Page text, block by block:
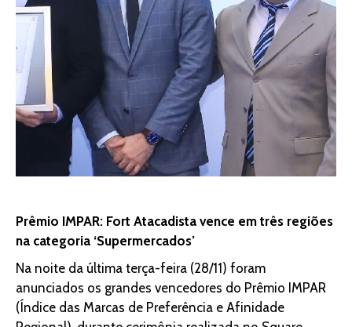
Prêmio IMPAR: Fort Atacadista vence em três regiões
na categoria ‘Supermercados’
Na noite da última terça-feira (28/11) foram
anunciados os grandes vencedores do Prêmio IMPAR
(Índice das Marcas de Preferência e Afinidade